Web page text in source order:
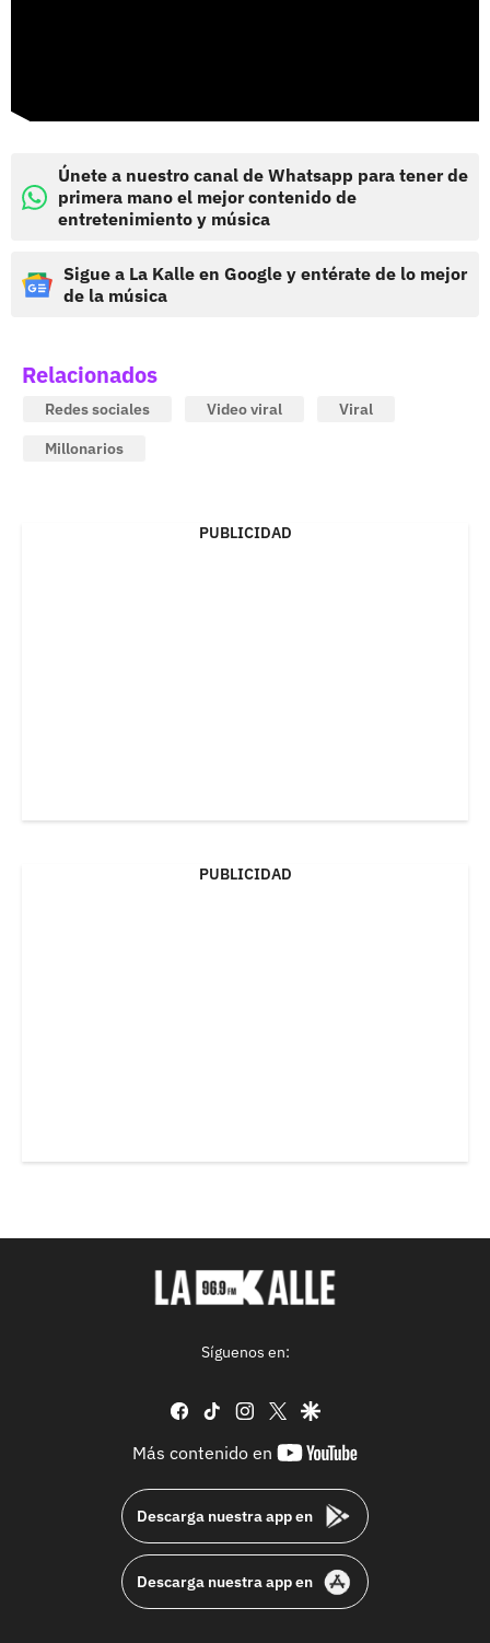
Únete a nuestro canal de Whatsapp para tener de
primera mano el mejor contenido de
entretenimiento y música
Sigue a La Kalle en Google y entérate de lo mejor
de la música
Relacionados
Redes sociales Video viral
Viral
Millonarios
PUBLICIDAD
PUBLICIDAD
Síguenos en:
facebook
tiktok instagram
twittergoogle
Más contenido en
youtube-
Descarga nuestra app en
Descarga nuestra app en